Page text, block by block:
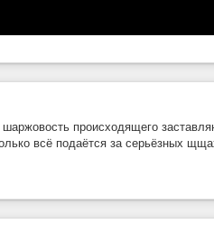
происходящего
всё подаётся за серьёзных